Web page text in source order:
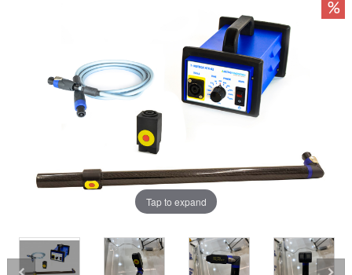
Tap to expand
%